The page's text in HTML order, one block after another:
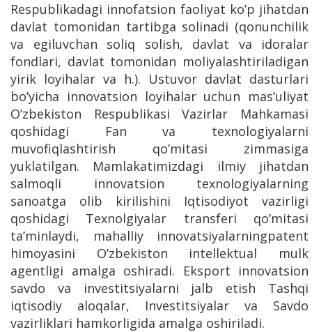
Respublikadagi innofatsion faoliyat ko’p jihatdan
davlat tomonidan tartibga solinadi (qonunchilik
va egiluvchan soliq solish, davlat va idoralar
fondlari, davlat tomonidan moliyalashtiriladigan
yirik loyihalar va h.). Ustuvor davlat dasturlari
bo’yicha innovatsion loyihalar uchun mas’uliyat
O’zbekiston Respublikasi Vazirlar Mahkamasi
qoshidagi Fan va texnologiyalarni
muvofiqlashtirish qo’mitasi zimmasiga
yuklatilgan. Mamlakatimizdagi ilmiy jihatdan
salmoqli innovatsion texnologiyalarning
sanoatga olib kirilishini Iqtisodiyot vazirligi
qoshidagi Texnolgiyalar transferi qo’mitasi
ta’minlaydi, mahalliy innovatsiyalarningpatent
himoyasini O’zbekiston intellektual mulk
agentligi amalga oshiradi. Eksport innovatsion
savdo va investitsiyalarni jalb etish Tashqi
iqtisodiy aloqalar, Investitsiyalar va Savdo
vazirliklari hamkorligida amalga oshiriladi.